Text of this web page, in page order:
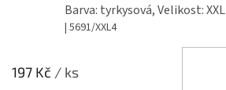
Barva: tyrkysová, Velikost: XXL
| 5691/XXL4
197 Kč / ks